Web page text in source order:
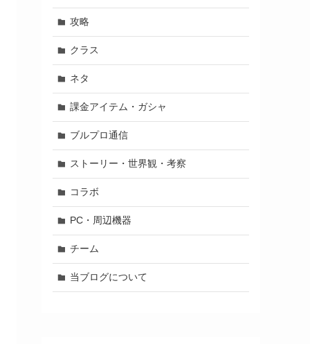
攻略
クラス
ネタ
課金アイテム・ガシャ
ブルプロ通信
ストーリー・世界観・考察
コラボ
PC・周辺機器
チーム
当ブログについて